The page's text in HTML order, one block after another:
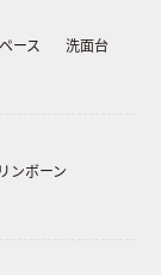
ース
洗面台
ンボーン